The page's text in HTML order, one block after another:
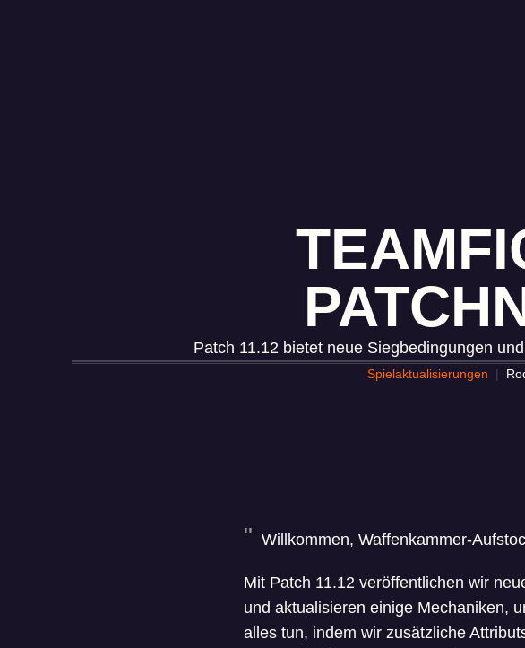
Patch 11.12 bietet neue Siegbedingungen
Spielaktualisierungen
Willkommen, Waffenkammer-
Mit Patch 11.12 veröffentlichen wir
und aktualisieren einige Mechaniken,
alles tun, indem wir zusätzliche